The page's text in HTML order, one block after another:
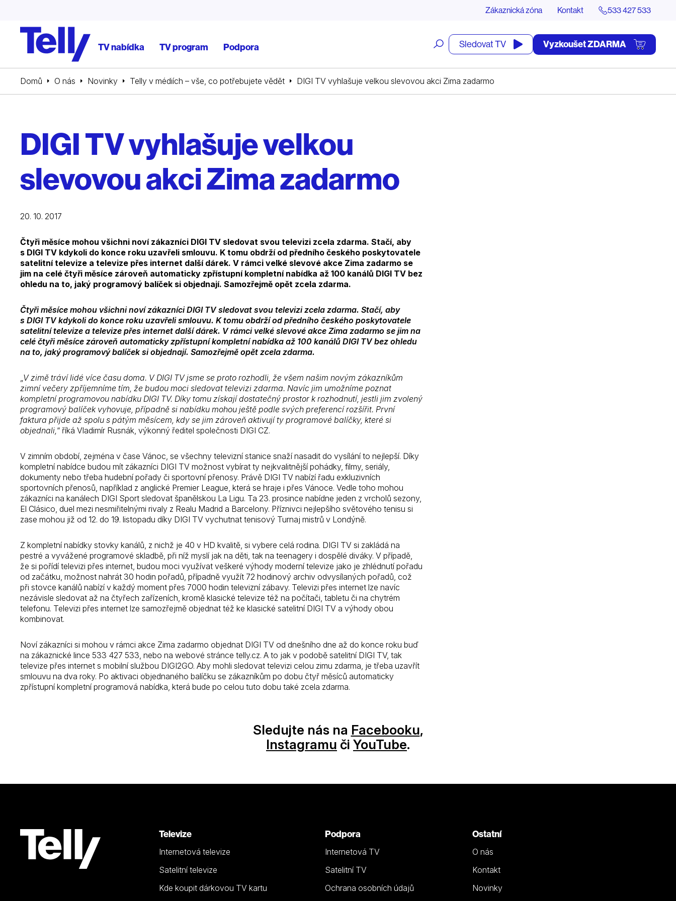
Zákaznická zóna Kontakt 533 427 533
TV nabídka TV program Podpora
Otevřít
vyhledávání
Sledovat TV Vyzkoušet ZDARMA
Domů O nás Novinky Telly v médiích – vše, co potřebujete vědět DIGI TV vyhlašuje velkou slevovou akci Zima zadarmo
DIGI TV vyhlašuje velkou
slevovou akci Zima zadarmo
20. 10. 2017
Čtyři měsíce mohou všichni noví zákazníci DIGI TV sledovat svou televizi zcela zdarma. Stačí, aby
s DIGI TV kdykoli do konce roku uzavřeli smlouvu. K tomu obdrží od předního českého poskytovatele
satelitní televize a televize přes internet další dárek. V rámci velké slevové akce Zima zadarmo se
jim na celé čtyři měsíce zároveň automaticky zpřístupní kompletní nabídka až 100 kanálů DIGI TV bez
ohledu na to, jaký programový balíček si objednají. Samozřejmě opět zcela zdarma.
Čtyři měsíce mohou všichni noví zákazníci DIGI TV sledovat svou televizi zcela zdarma. Stačí, aby
s DIGI TV kdykoli do konce roku uzavřeli smlouvu. K tomu obdrží od předního českého poskytovatele
satelitní televize a televize přes internet další dárek. V rámci velké slevové akce Zima zadarmo se jim na
celé čtyři měsíce zároveň automaticky zpřístupní kompletní nabídka až 100 kanálů DIGI TV bez ohledu
na to, jaký programový balíček si objednají. Samozřejmě opět zcela zdarma.
„V zimě tráví lidé více času doma. V DIGI TV jsme se proto rozhodli, že všem našim novým zákazníkům
zimní večery zpříjemníme tím, že budou moci sledovat televizi zdarma. Navíc jim umožníme poznat
kompletní programovou nabídku DIGI TV. Díky tomu získají dostatečný prostor k rozhodnutí, jestli jim zvolený
programový balíček vyhovuje, případně si nabídku mohou ještě podle svých preferencí rozšířit. První
faktura přijde až spolu s pátým měsícem, kdy se jim zároveň aktivují ty programové balíčky, které si
objednali,“ říká Vladimír Rusnák, výkonný ředitel společnosti DIGI CZ.
V zimním období, zejména v čase Vánoc, se všechny televizní stanice snaží nasadit do vysílání to nejlepší. Díky
kompletní nabídce budou mít zákazníci DIGI TV možnost vybírat ty nejkvalitnější pohádky, filmy, seriály,
dokumenty nebo třeba hudební pořady či sportovní přenosy. Právě DIGI TV nabízí řadu exkluzivních
sportovních přenosů, například z anglické Premier League, která se hraje i přes Vánoce. Vedle toho mohou
zákazníci na kanálech DIGI Sport sledovat španělskou La Ligu. Ta 23. prosince nabídne jeden z vrcholů sezony,
El Clásico, duel mezi nesmiřitelnými rivaly z Realu Madrid a Barcelony. Příznivci nejlepšího světového tenisu si
zase mohou již od 12. do 19. listopadu díky DIGI TV vychutnat tenisový Turnaj mistrů v Londýně.
Z kompletní nabídky stovky kanálů, z nichž je 40 v HD kvalitě, si vybere celá rodina. DIGI TV si zakládá na
pestré a vyvážené programové skladbě, při níž myslí jak na děti, tak na teenagery i dospělé diváky. V případě,
že si pořídí televizi přes internet, budou moci využívat veškeré výhody moderní televize jako je zhlédnutí pořadu
od začátku, možnost nahrát 30 hodin pořadů, případně využít 72 hodinový archiv odvysílaných pořadů, což
při stovce kanálů nabízí v každý moment přes 7000 hodin televizní zábavy. Televizi přes internet lze navíc
nezávisle sledovat až na čtyřech zařízeních, kromě klasické televize též na počítači, tabletu či na chytrém
telefonu. Televizi přes internet lze samozřejmě objednat též ke klasické satelitní DIGI TV a výhody obou
kombinovat.
Noví zákazníci si mohou v rámci akce Zima zadarmo objednat DIGI TV od dnešního dne až do konce roku buď
na zákaznické lince 533 427 533, nebo na webové stránce telly.cz. A to jak v podobě satelitní DIGI TV, tak
televize přes internet s mobilní službou DIGI2GO. Aby mohli sledovat televizi celou zimu zdarma, je třeba uzavřít
smlouvu na dva roky. Po aktivaci objednaného balíčku se zákazníkům po dobu čtyř měsíců automaticky
zpřístupní kompletní programová nabídka, která bude po celou tuto dobu také zcela zdarma.
Sledujte nás na Facebooku,
Instagramu či YouTube.
Televize
Internetová televize
Satelitní televize
Kde koupit dárkovou TV kartu
Podpora
Internetová TV
Satelitní TV
Ochrana osobních údajů
Ostatní
O nás
Kontakt
Novinky